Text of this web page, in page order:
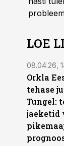
LOE
08.04.26,
Orkla
tehase
Tungel:
jaeketid